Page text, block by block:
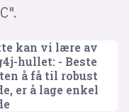
kan vi lære av
hullet: - Beste
å få til robust
er å lage enkel